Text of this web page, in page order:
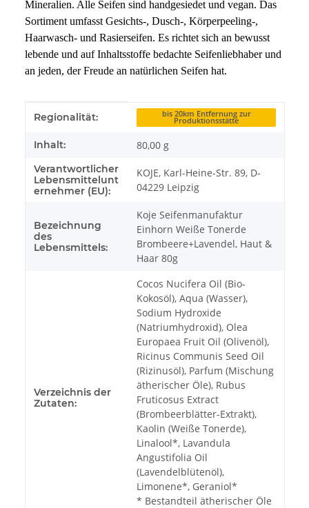
Mineralien. Alle Seifen sind handgesiedet und vegan. Das
Sortiment umfasst Gesichts-, Dusch-, Körperpeeling-,
Haarwasch- und Rasierseifen. Es richtet sich an bewusst
lebende und auf Inhaltsstoffe bedachte Seifenliebhaber und
an jeden, der Freude an natürlichen Seifen hat.
Produkteigenschaft
Wert
Regionalität: bis 20km Entfernung zur
Produktionsstätte
Inhalt: 80,00 g
Verantwortlicher
Lebensmittelunt
ernehmer (EU):
KOJE, Karl-Heine-Str. 89, D-
04229 Leipzig
Bezeichnung
des
Lebensmittels:
Koje Seifenmanufaktur
Einhorn Weiße Tonerde
Brombeere+Lavendel, Haut &
Haar 80g
Verzeichnis der
Zutaten:
Cocos Nucifera Oil (Bio-
Kokosöl), Aqua (Wasser),
Sodium Hydroxide
(Natriumhydroxid), Olea
Europaea Fruit Oil (Olivenöl),
Ricinus Communis Seed Oil
(Rizinusöl), Parfum (Mischung
ätherischer Öle), Rubus
Fruticosus Extract
(Brombeerblätter-Extrakt),
Kaolin (Weiße Tonerde),
Linalool*, Lavandula
Angustifolia Oil
(Lavendelblütenöl),
Limonene*, Geraniol*
* Bestandteil ätherischer Öle